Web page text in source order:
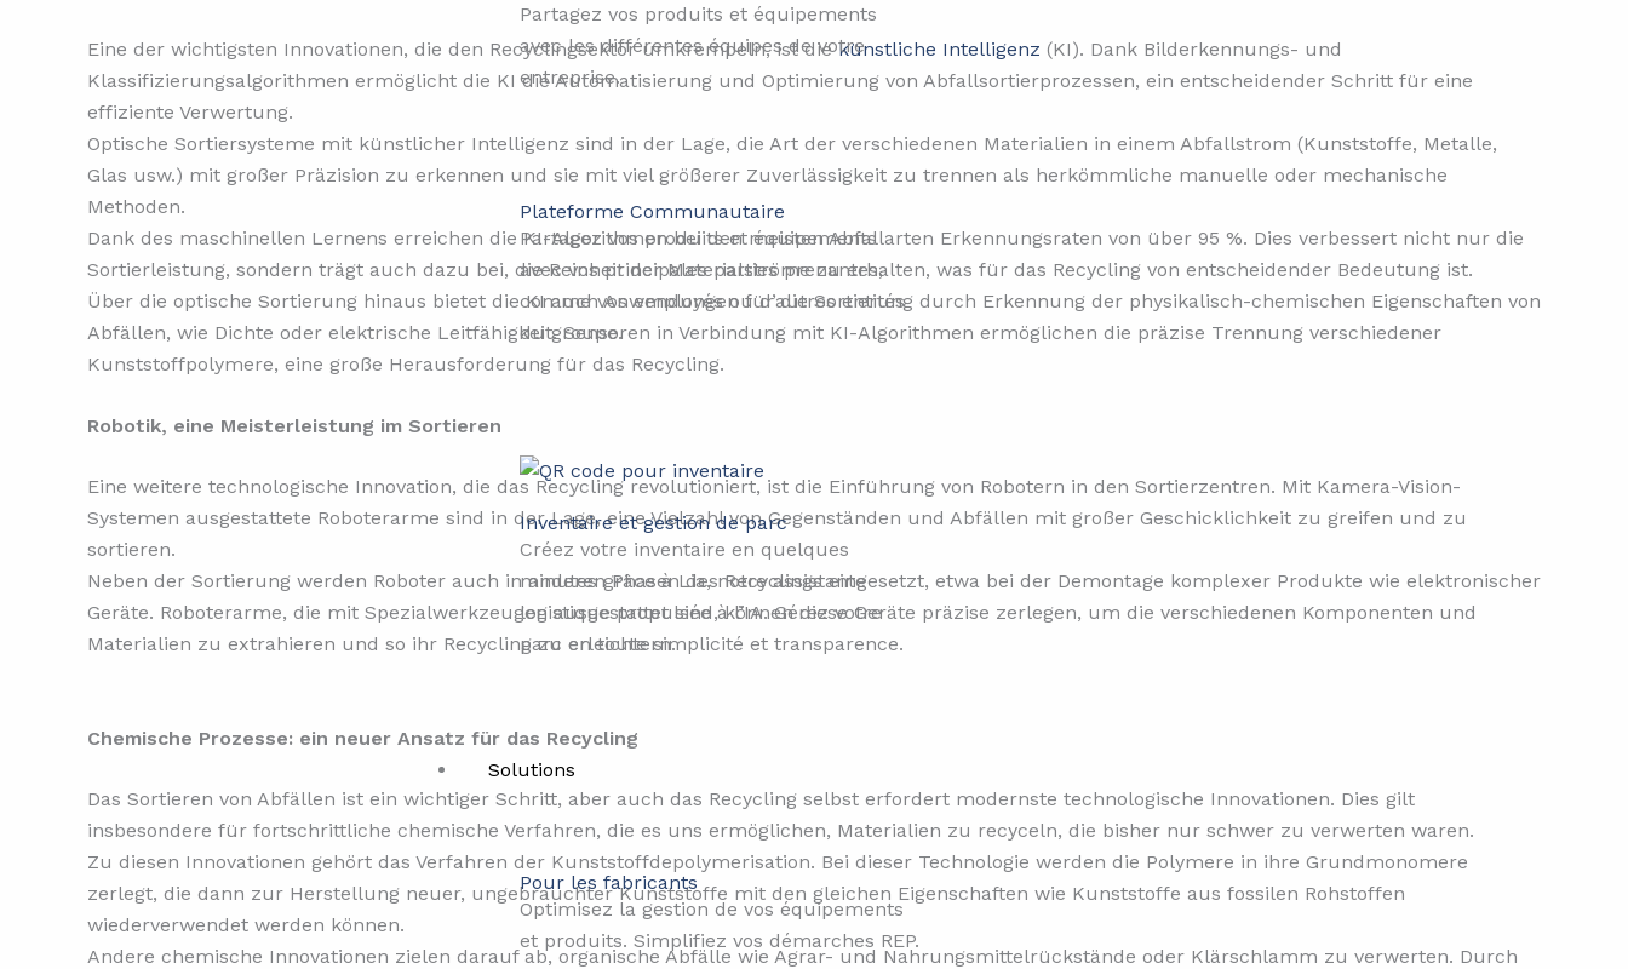
Partagez vos produits et équipements
avec les différentes équipes de votre
entreprise.
Plateforme Communautaire​​
Partagez vos produits et équipements
avec vos principales parties prenantes,
comme vos employés ou d’autres entités
du groupe.
Inventaire et gestion de parc
Créez votre inventaire en quelques
minutes grâce à Lia, notre assistante
logistique propulsée à l’IA. Gérez votre
parc en toute simplicité et transparence.
Solutions
Pour les fabricants
Optimisez la gestion de vos équipements
et produits. Simplifiez vos démarches REP.
Eine der wichtigsten Innovationen, die den Recyclingsektor umkrempeln, ist diekünstliche Intelligenz (KI). Dank Bilderkennungs- und
Klassifizierungsalgorithmen ermöglicht die KI die Automatisierung und Optimierung von Abfallsortierprozessen, ein entscheidender Schritt für eine
effiziente Verwertung.
Optische Sortiersysteme mit künstlicher Intelligenz sind in der Lage, die Art der verschiedenen Materialien in einem Abfallstrom (Kunststoffe, Metalle,
Glas usw.) mit großer Präzision zu erkennen und sie mit viel größerer Zuverlässigkeit zu trennen als herkömmliche manuelle oder mechanische
Methoden.
Dank des maschinellen Lernens erreichen die KI-Algorithmen bei den meisten Abfallarten Erkennungsraten von über 95 %. Dies verbessert nicht nur die
Sortierleistung, sondern trägt auch dazu bei, die Reinheit der Materialströme zu erhalten, was für das Recycling von entscheidender Bedeutung ist.
Über die optische Sortierung hinaus bietet die KI auch Anwendungen für die Sortierung durch Erkennung der physikalisch-chemischen Eigenschaften von
Abfällen, wie Dichte oder elektrische Leitfähigkeit. Sensoren in Verbindung mit KI-Algorithmen ermöglichen die präzise Trennung verschiedener
Kunststoffpolymere, eine große Herausforderung für das Recycling.
Robotik, eine Meisterleistung im Sortieren
Eine weitere technologische Innovation, die das Recycling revolutioniert, ist die Einführung von Robotern in den Sortierzentren. Mit Kamera-Vision-
Systemen ausgestattete Roboterarme sind in der Lage, eine Vielzahl von Gegenständen und Abfällen mit großer Geschicklichkeit zu greifen und zu
sortieren.
Neben der Sortierung werden Roboter auch in anderen Phasen des Recyclings eingesetzt, etwa bei der Demontage komplexer Produkte wie elektronischer
Geräte. Roboterarme, die mit Spezialwerkzeugen ausgestattet sind, können diese Geräte präzise zerlegen, um die verschiedenen Komponenten und
Materialien zu extrahieren und so ihr Recycling zu erleichtern.
Chemische Prozesse: ein neuer Ansatz für das Recycling
Das Sortieren von Abfällen ist ein wichtiger Schritt, aber auch das Recycling selbst erfordert modernste technologische Innovationen. Dies gilt
insbesondere für fortschrittliche chemische Verfahren, die es uns ermöglichen, Materialien zu recyceln, die bisher nur schwer zu verwerten waren.
Zu diesen Innovationen gehört das Verfahren der Kunststoffdepolymerisation. Bei dieser Technologie werden die Polymere in ihre Grundmonomere
zerlegt, die dann zur Herstellung neuer, ungebrauchter Kunststoffe mit den gleichen Eigenschaften wie Kunststoffe aus fossilen Rohstoffen
wiederverwendet werden können.
Andere chemische Innovationen zielen darauf ab, organische Abfälle wie Agrar- und Nahrungsmittelrückstände oder Klärschlamm zu verwerten. Durch